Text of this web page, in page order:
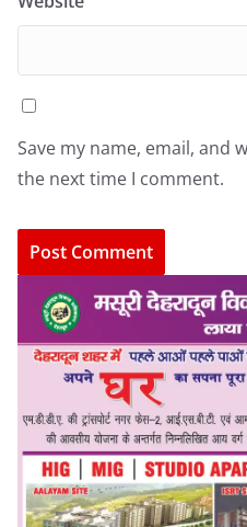
Save my name, email, and
the next time I comment.